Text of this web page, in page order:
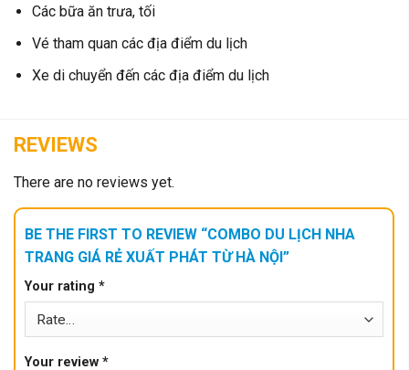
Các bữa ăn trưa, tối
Vé tham quan các địa điểm du lịch
Xe di chuyển đến các địa điểm du lịch
REVIEWS
There are no reviews yet.
BE THE FIRST TO REVIEW “COMBO DU LỊCH NHA
TRANG GIÁ RẺ XUẤT PHÁT TỪ HÀ NỘI”
Your rating *
Your review *